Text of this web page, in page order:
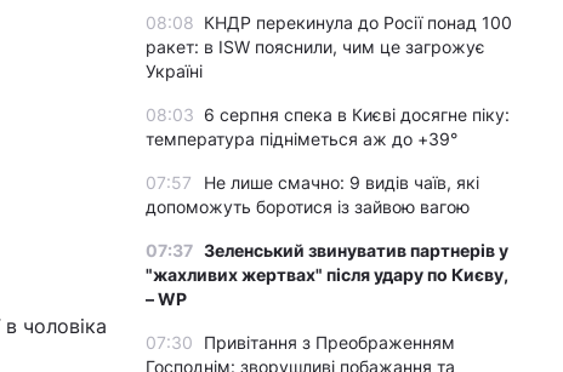
чоловіка
08:08 КНДР перекинула до Росії понад 100
ракет: в ISW пояснили, чим це загрожує
Україні
08:03 6 серпня спека в Києві досягне піку:
температура підніметься аж до +39°
07:57
Не лише смачно: 9 видів чаїв, які
допоможуть боротися із зайвою вагою
07:37 Зеленський звинуватив партнерів у
"жахливих жертвах" після удару по Києву,
– WP
07:30
Привітання з Преображенням
Господнім: зворушливі побажання та